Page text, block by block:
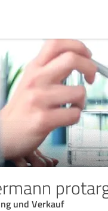
und Verkauf